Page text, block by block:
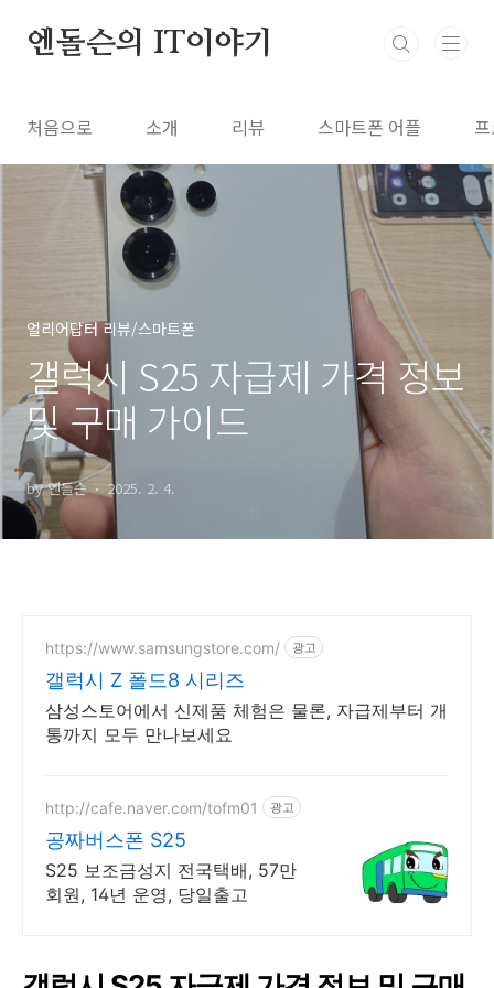
엔돌슨의 IT이야기
처음으로 소개 리뷰 스마트폰 어플
얼리어답터 리뷰/스마트폰
갤럭시 S25 자급제 가격 정보
및 구매 가이드
by 엔돌슨 2025. 2. 4.
https://www.samsungstore.com/ 광고
갤럭시 Z 폴드8 시리즈
삼성스토어에서 신제품 체험은 물론, 자급제부터 개
통까지 모두 만나보세요
http://cafe.naver.com/tofm01 광고
공짜버스폰 S25
S25 보조금성지 전국택배, 57만
회원, 14년 운영, 당일출고